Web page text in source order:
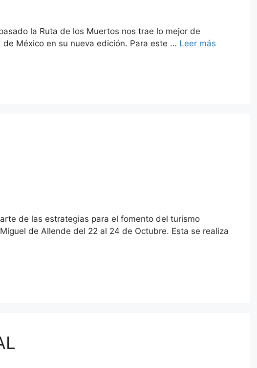
la Ruta de los Muertos nos trae lo mejor de
México en su nueva edición. Para este … Leer más
de las estrategias para el fomento del turismo
de Allende del 22 al 24 de Octubre. Esta se realiza